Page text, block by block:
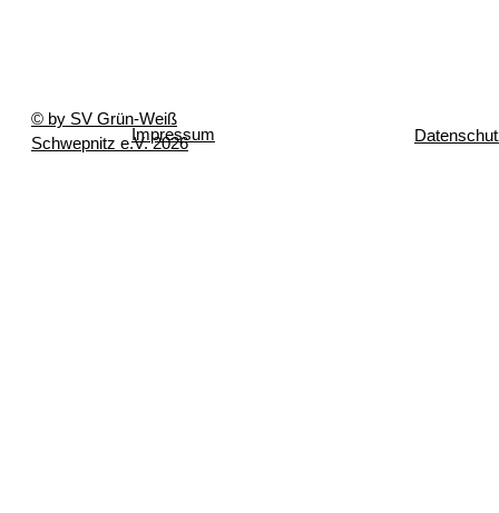
© by SV Grün-Weiß
Schwepnitz e.V. 2026
Impressum